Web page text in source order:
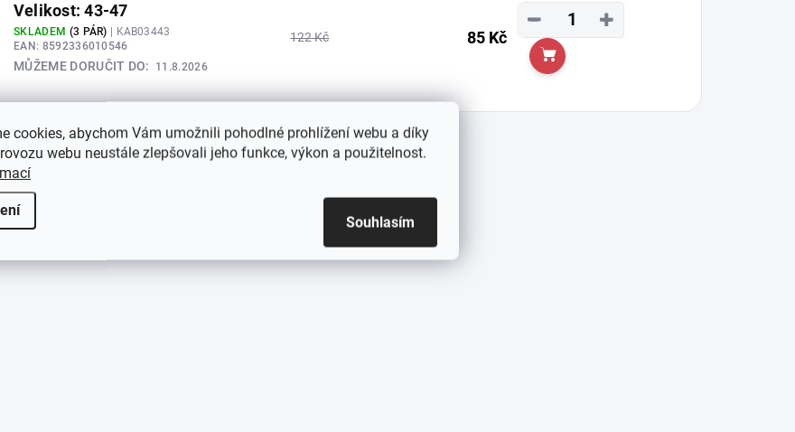
cookies, abychom Vám umožnili pohodlné prohlížení webu a díky
webu neustále zlepšovali jeho funkce, výkon a použitelnost.
Souhlasím
Velikost: 43-47
SKLADEM (3 PÁR) | KAB03443
EAN: 8592336010546
MŮŽEME DORUČIT DO: 11.8.2026
122 Kč 85 Kč
+
−
Do košíku